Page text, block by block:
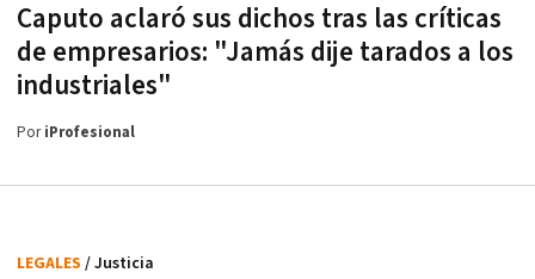
Caputo aclaró sus dichos tras las críticas
de empresarios: "Jamás dije tarados a los
industriales"
PoriProfesional
LEGALES / Justicia